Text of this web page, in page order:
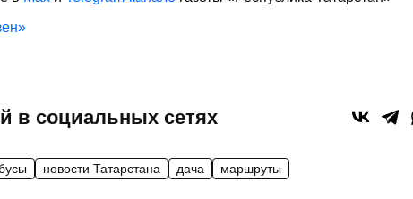
в социальных сетях
новости Татарстана дача маршруты